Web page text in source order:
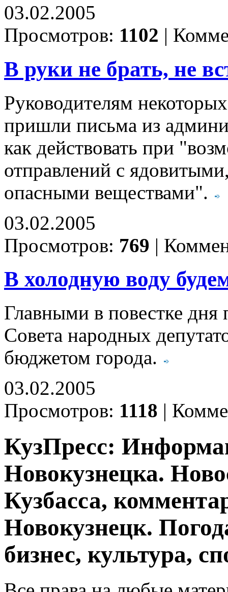
03.02.2005
Просмотров: 1102 |
В руки не брать, не
Руководителям
пришли письма из
как действовать при
отправлений с
опасными веществами".
03.02.2005
Просмотров: 769 |
В холодную воду
Главными в повестке дня
Совета народных
бюджетом города.
03.02.2005
Просмотров: 1118 |
КузПресс:
Новокузнецка.
Кузбасса,
Новокузнецк.
бизнес, культура,